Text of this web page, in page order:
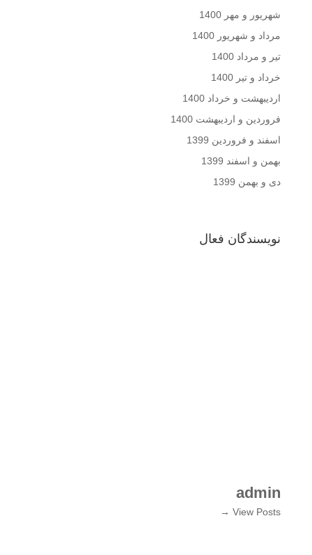
شهریور و مهر 1400
مرداد و شهریور 1400
تیر و مرداد 1400
خرداد و تیر 1400
اردیبهشت و خرداد 1400
فروردین و اردیبهشت 1400
اسفند و فروردین 1399
بهمن و اسفند 1399
دی و بهمن 1399
نویسندگان فعال
admin
View Posts →